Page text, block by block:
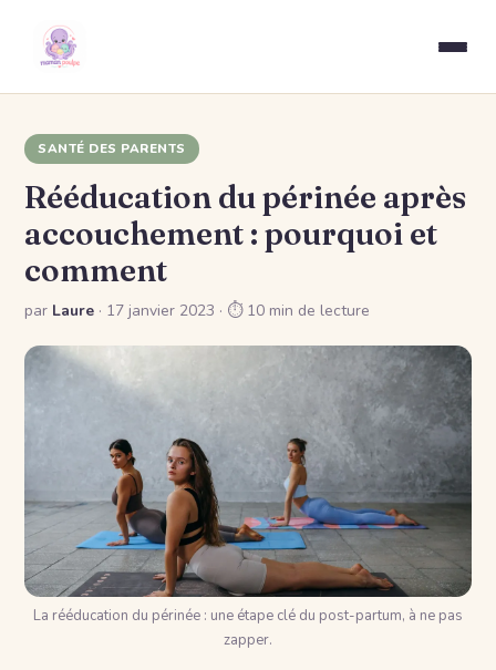
SANTÉ DES PARENTS
Rééducation du périnée après
accouchement : pourquoi et
comment
par Laure · 17 janvier 2023 · ⏱ 10 min de lecture
La rééducation du périnée : une étape clé du post-partum, à ne pas
zapper.